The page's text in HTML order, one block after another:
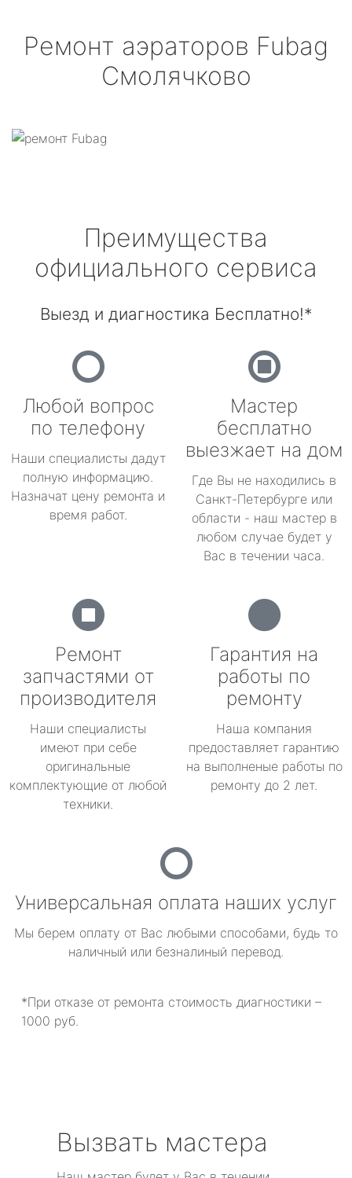
Ремонт аэраторов Fubag
Смолячково
Преимущества
официального сервиса
Выезд и диагностика Бесплатно!*
Любой вопрос
по телефону
Наши специалисты дадут
полную информацию.
Назначат цену ремонта и
время работ.
Мастер
бесплатно
выезжает на дом
Где Вы не находились в
Санкт-Петербурге или
области - наш мастер в
любом случае будет у
Вас в течении часа.
Ремонт
запчастями от
производителя
Наши специалисты
имеют при себе
оригинальные
комплектующие от любой
техники.
Гарантия на
работы по
ремонту
Наша компания
предоставляет гарантию
на выполненые работы по
ремонту до 2 лет.
Универсальная оплата наших услуг
Мы берем оплату от Вас любыми способами, будь то
наличный или безналиный перевод.
*При отказе от ремонта стоимость диагностики –
1000 руб.
Вызвать мастера